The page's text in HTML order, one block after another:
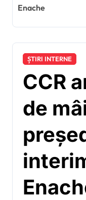
Enache
ȘTIRI INTERNE
CCR
de